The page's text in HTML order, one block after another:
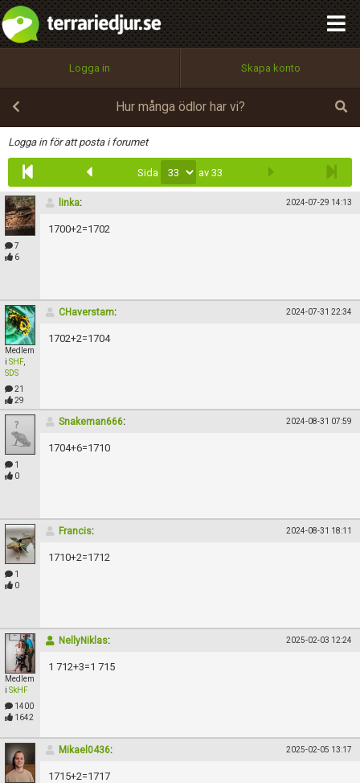
Logga in Skapa konto
Hur många ödlor har vi?
Logga in för att posta i forumet
Sida av 33
7
6
linka: 2024-07-29 14:13
1700+2=1702
Medlem
i SHF,
SDS
21
29
CHaverstam: 2024-07-31 22:34
1702+2=1704
1
0
Snakeman666: 2024-08-31 07:59
1704+6=1710
1
0
Francis: 2024-08-31 18:11
1710+2=1712
Medlem
i SkHF
1400
1642
NellyNiklas: 2025-02-03 12:24
1 712+3=1 715
Mikael0436: 2025-02-05 13:17
1715+2=1717
Infoga
Utför
100%
OK
integritetspolicy
Namn:
Epost:
Användarnamn:
Lösenord:
Privacy Policy
Terms of Service
Begär nytt lösenord
Tillbaka till förstasidan